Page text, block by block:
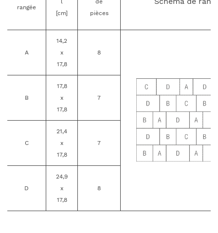
rangée
[cm]
pièces
A
14,2
x
17,8
8
B
17,8
x
17,8
7
C
21,4
x
17,8
7
D
24,9
x
17,8
8